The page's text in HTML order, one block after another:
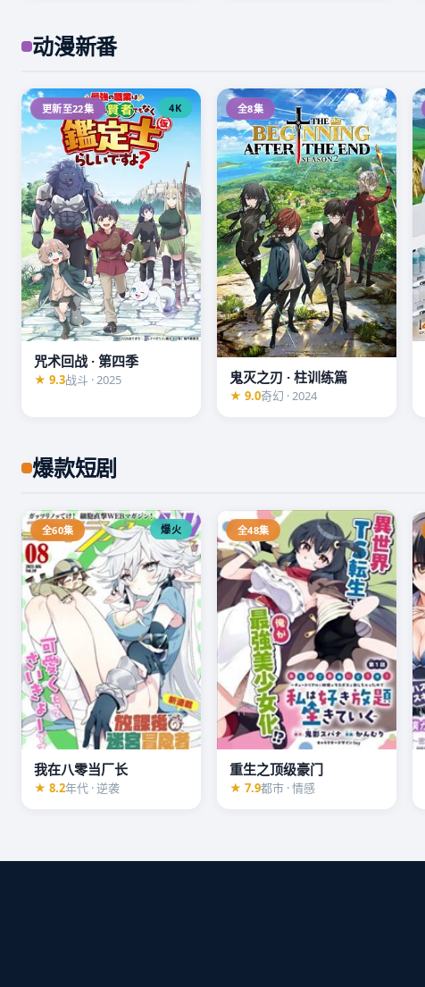
动漫新番
更新至22集 4K
咒术回战 · 第四季
★ 9.3战斗 · 2025
全8集
鬼灭之刃 · 柱训练篇
★ 9.0奇幻 · 2024
爆款短剧
全60集 爆火
我在八零当厂长
★ 8.2年代 · 逆袭
全48集
重生之顶级豪门
★ 7.9都市 · 情感